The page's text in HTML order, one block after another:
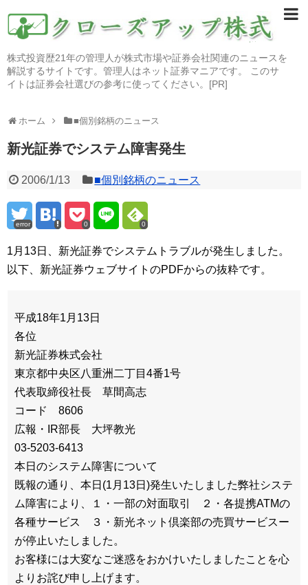
株式投資歴21年の管理人が株式市場や証券会社関連のニュースを
解説するサイトです。管理人はネット証券マニアです。 このサ
イトは証券会社選びの参考に使ってください。[PR]
ホーム ■個別銘柄のニュース
新光証券でシステム障害発生
2006/1/13 ■個別銘柄のニュース
error 0 0
1月13日、新光証券でシステムトラブルが発生しました。
以下、新光証券ウェブサイトのPDFからの抜粋です。
平成18年1月13日
各位
新光証券株式会社
東京都中央区八重洲二丁目4番1号
代表取締役社長 草間高志
コード 8606
広報・IR部長 大坪教光
03-5203-6413
本日のシステム障害について
既報の通り、本日(1月13日)発生いたしました弊社システ
ム障害により、１・一部の対面取引 ２・各提携ATMの
各種サービス ３・新光ネット倶楽部の売買サービスー
が停止いたしました。
お客様には大変なご迷惑をおかけいたしましたことを心
よりお詫び申し上げます。